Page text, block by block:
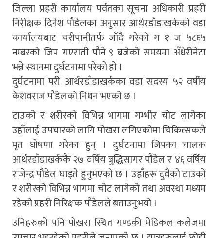
जिल्ला प्रहरी कार्यालय पर्वतका सूचना अधिकारी प्रहरी
निरीक्षक दिनेश पौडेलका अनुसार आर्थरडाँडाखर्कको वडा
कार्यालयबाट चरीपानीतर्फ जाँदै गरेको ग १ ज ५८६५
नम्बरको जिप गएराती पौने ९ बजेको समयमा अँधेरीनेटा
भन्ने स्थानमा दुर्घटनामा परेको हो ।
दुर्घटनामा परी आर्थरडाँडाखर्कका वडा सदस्य ५२ वर्षीय
केशवराज पौडेलको निधन भएको छ ।
टाउको र शरीरको विभिन्न भागमा गम्भीर चोट लागेका
उहाँलाई उपचारको लागि पोखरा लगिएकोमा चिकित्सकले
मृत घोषणा गरेका हुन् । दुर्घटनामा जिपका चालक
आर्थरडाँडाखर्ककै २७ वर्षिय बुद्धिसागर पौडेल र ४६ वर्षिय
राजेन्द्र पौडेल घाइते हुनुभएको छ । उहाँहरू दुवैको टाउको
र शरीरको विभिन्न भागमा चोट लागेको तथा अवस्था मध्यम
रहेको प्रहरी निरिक्षक पौडेलले बताउनुभयो ।
उनिहरुको पनि पोखरा स्थित गण्डकी मेडिकल कलेजमा